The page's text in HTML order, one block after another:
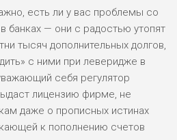
есть ли у вас проблемы со
банках — они с радостью утопят
тысяч дополнительных долгов,
с ними при леверидже в
себя регулятор
лицензию фирме, не
даже о прописных истинах
к пополнению счетов